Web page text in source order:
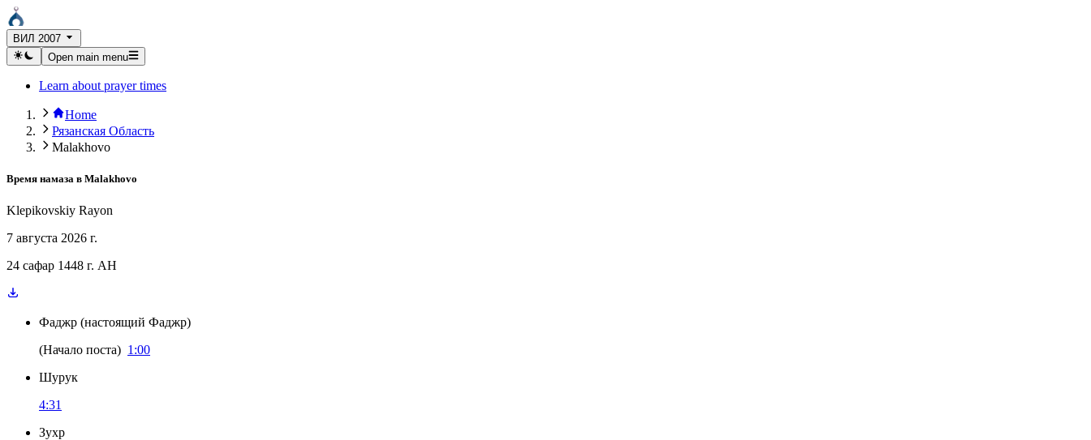
ВИЛ 2007
Open main menu
Learn about prayer times
Home
Рязанская Область
Malakhovo
Время намаза в Malakhovo
Klepikovskiy Rayon
7 августа 2026 г.
24 сафар 1448 г. AH
Фаджр (настоящий Фаджр)
(Начало поста) 1:00
Шурук
4:31
Зухр